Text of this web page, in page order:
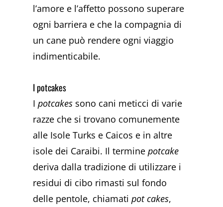
l’amore e l’affetto possono superare
ogni barriera e che la compagnia di
un cane può rendere ogni viaggio
indimenticabile.
I potcakes
Ipotcakes sono cani meticci di varie
razze che si trovano comunemente
alle Isole Turks e Caicos e in altre
isole dei Caraibi. Il terminepotcake
deriva dalla tradizione di utilizzare i
residui di cibo rimasti sul fondo
delle pentole, chiamatipot cakes,